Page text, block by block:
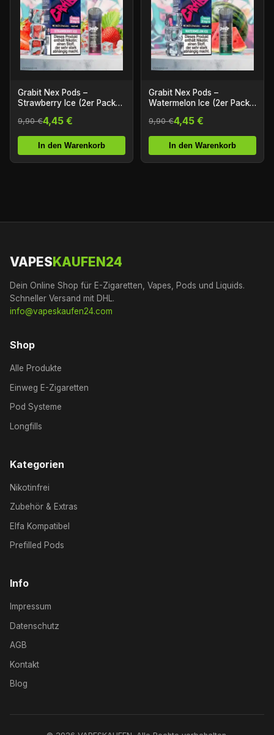
Grabit Nex Pods –
Strawberry Ice (2er Pack)
9,90 €4,45 €
In den Warenkorb
Grabit Nex Pods –
Watermelon Ice (2er Pack)
9,90 €4,45 €
In den Warenkorb
VAPES KAUFEN24
Dein Online Shop für E-Zigaretten, Vapes, Pods und Liquids.
Schneller Versand mit DHL.
info@vapeskaufen24.com
Shop
Alle Produkte
Einweg E-Zigaretten
Pod Systeme
Longfills
Kategorien
Nikotinfrei
Zubehör & Extras
Elfa Kompatibel
Prefilled Pods
Info
Impressum
Datenschutz
AGB
Kontakt
Blog